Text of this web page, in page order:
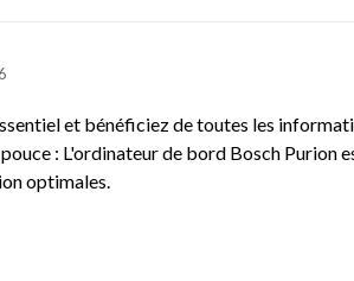
et bénéficiez de toutes les
: L'ordinateur de bord Bosch Purion
optimales.